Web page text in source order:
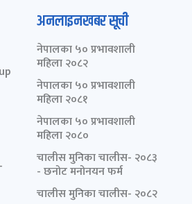
अनलाइनखबर सूची
नेपालका ५० प्रभावशाली
महिला २०८२
नेपालका ५० प्रभावशाली
महिला २०८१
नेपालका ५० प्रभावशाली
महिला २०८०
चालीस मुनिका चालीस- २०८३
- छनोट मनोनयन फर्म
चालीस मुनिका चालीस- २०८२